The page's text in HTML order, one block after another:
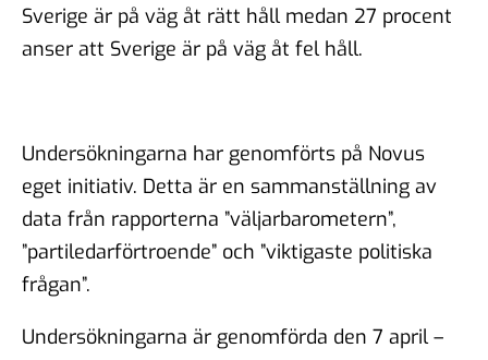
Sverige är på väg åt rätt håll medan 27 procent
anser att Sverige är på väg åt fel håll.
Undersökningarna har genomförts på Novus
eget initiativ. Detta är en sammanställning av
data från rapporterna ”väljarbarometern”,
”partiledarförtroende” och ”viktigaste politiska
frågan”.
Undersökningarna är genomförda den 7 april –